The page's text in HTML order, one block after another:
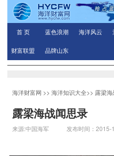
首 页 蓝色浪潮 海洋风云
财富联盟 品牌山东
海洋财富网 >> 海洋知识大全>> 露梁
露梁海战闻思录
来源:中国海军 发布时间：2015-